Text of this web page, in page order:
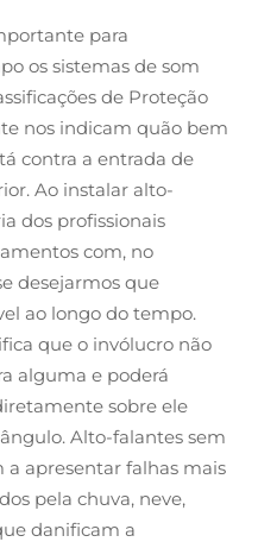
para
os sistemas de som
de Proteção
nos indicam quão bem
contra a entrada de
Ao instalar alto-
dos profissionais
com, no
desejarmos que
ao longo do tempo.
que o invólucro não
alguma e poderá
sobre ele
Alto-falantes sem
apresentar falhas mais
pela chuva, neve,
danificam a